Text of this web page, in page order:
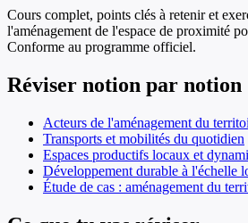
Cours complet, points clés à retenir et
l'aménagement de l'espace de proximité
Conforme au programme officiel.
Réviser notion par notion
Acteurs de l'aménagement du
Transports et mobilités du quotidien
Espaces productifs locaux et
Développement durable à l'échelle
Étude de cas : aménagement du